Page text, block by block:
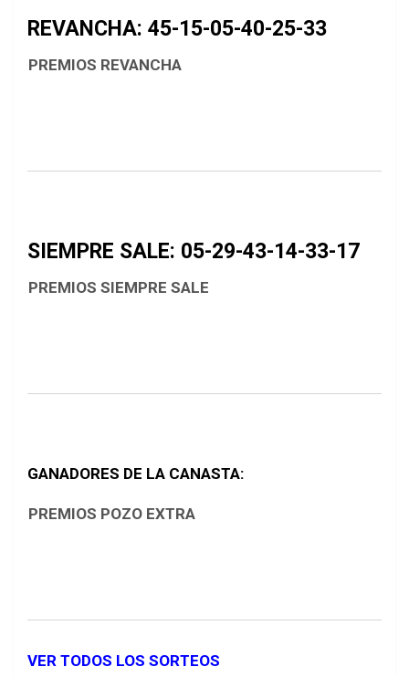
REVANCHA: 45-15-05-40-25-33
PREMIOS REVANCHA
SIEMPRE SALE: 05-29-43-14-33-17
PREMIOS SIEMPRE SALE
GANADORES DE LA CANASTA:
PREMIOS POZO EXTRA
VER TODOS LOS SORTEOS